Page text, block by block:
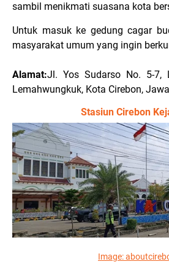
sambil menikmati suasana kota
Untuk masuk ke gedung cagar
masyarakat umum yang ingin
Alamat:Jl. Yos Sudarso No. 5-7,
Lemahwungkuk, Kota Cirebon,
Stasiun Cirebon
Image: